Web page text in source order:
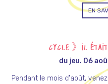
EN
CYCLE 》IL
du jeu. 06
Pendant le mois d'août,